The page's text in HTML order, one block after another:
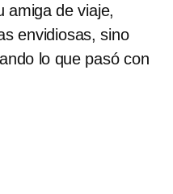
amiga de viaje,
envidiosas, sino
lo que pasó con